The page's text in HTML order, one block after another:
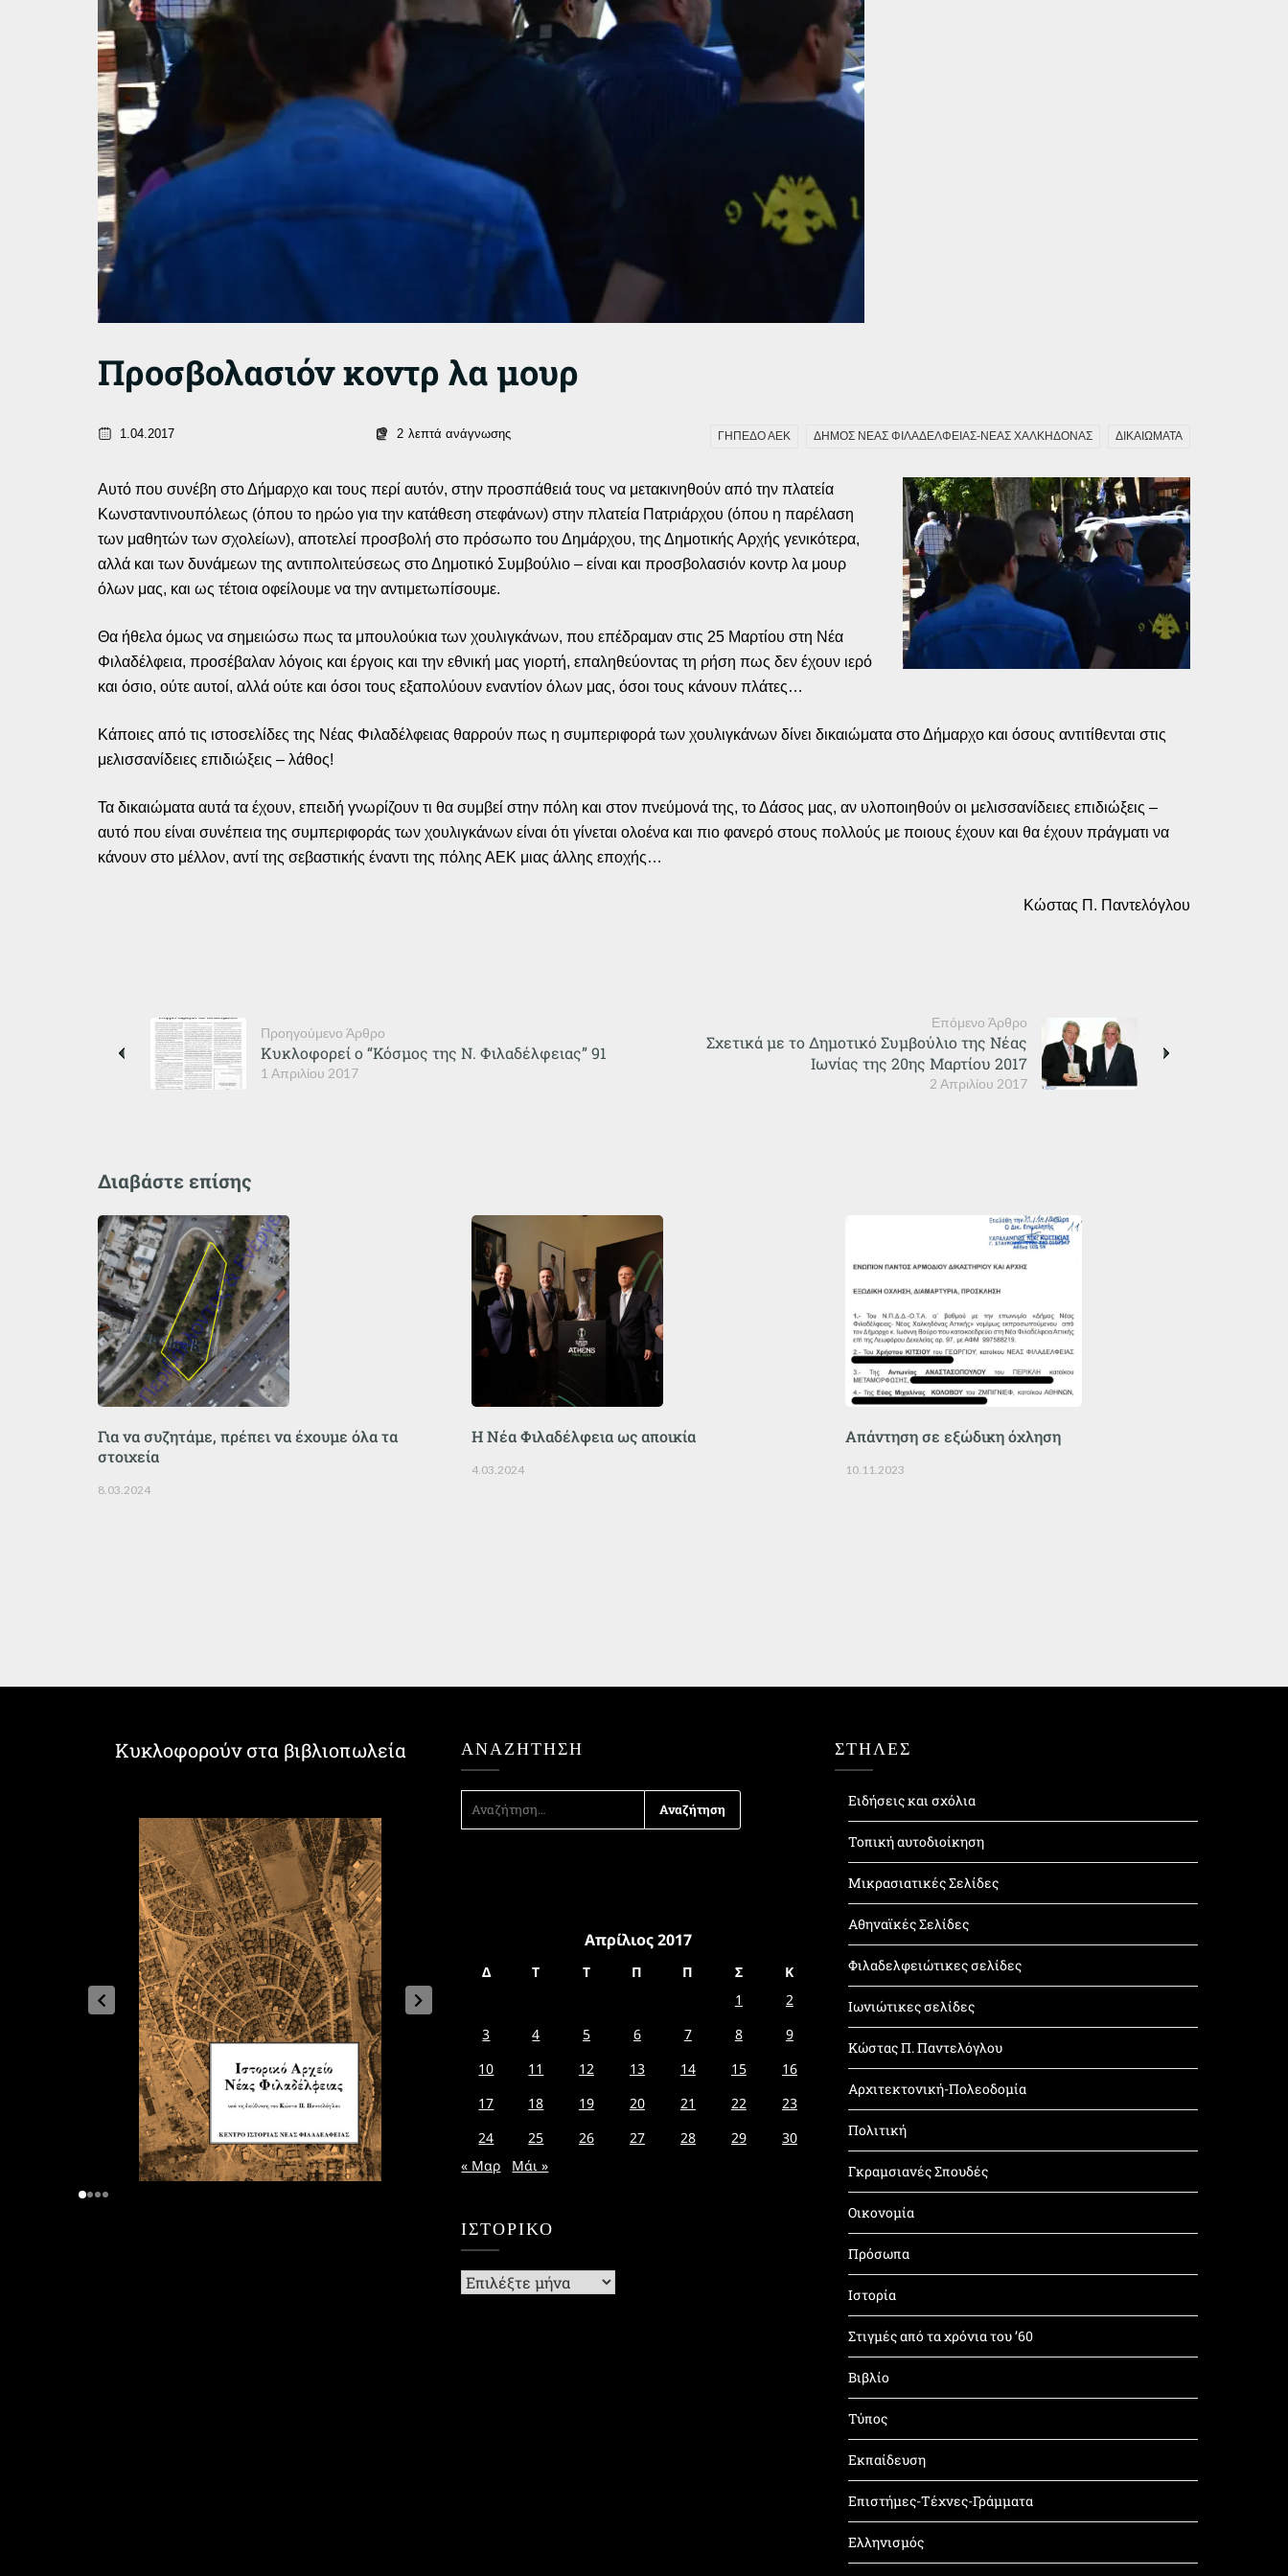
Προσβολασιόν κοντρ λα μουρ
1.04.2017 2 λεπτά ανάγνωσης ΓΗΠΕΔΟ ΑΕΚ ΔΗΜΟΣ ΝΕΑΣ ΦΙΛΑΔΕΛΦΕΙΑΣ-ΝΕΑΣ ΧΑΛΚΗΔΟΝΑΣ ΔΙΚΑΙΩΜΑΤΑ
Αυτό που συνέβη στο Δήμαρχο και τους περί αυτόν, στην προσπάθειά τους να μετακινηθούν από την πλατεία
Κωνσταντινουπόλεως (όπου το ηρώο για την κατάθεση στεφάνων) στην πλατεία Πατριάρχου (όπου η παρέλαση
των μαθητών των σχολείων), αποτελεί προσβολή στο πρόσωπο του Δημάρχου, της Δημοτικής Αρχής γενικότερα,
αλλά και των δυνάμεων της αντιπολιτεύσεως στο Δημοτικό Συμβούλιο – είναι και προσβολασιόν κοντρ λα μουρ
όλων μας, και ως τέτοια οφείλουμε να την αντιμετωπίσουμε.
Θα ήθελα όμως να σημειώσω πως τα μπουλούκια των χουλιγκάνων, που επέδραμαν στις 25 Μαρτίου στη Νέα
Φιλαδέλφεια, προσέβαλαν λόγοις και έργοις και την εθνική μας γιορτή, επαληθεύοντας τη ρήση πως δεν έχουν ιερό
και όσιο, ούτε αυτοί, αλλά ούτε και όσοι τους εξαπολύουν εναντίον όλων μας, όσοι τους κάνουν πλάτες…
Κάποιες από τις ιστοσελίδες της Νέας Φιλαδέλφειας θαρρούν πως η συμπεριφορά των χουλιγκάνων δίνει δικαιώματα στο Δήμαρχο και όσους αντιτίθενται στις
μελισσανίδειες επιδιώξεις – λάθος!
Τα δικαιώματα αυτά τα έχουν, επειδή γνωρίζουν τι θα συμβεί στην πόλη και στον πνεύμονά της, το Δάσος μας, αν υλοποιηθούν οι μελισσανίδειες επιδιώξεις –
αυτό που είναι συνέπεια της συμπεριφοράς των χουλιγκάνων είναι ότι γίνεται ολοένα και πιο φανερό στους πολλούς με ποιους έχουν και θα έχουν πράγματι να
κάνουν στο μέλλον, αντί της σεβαστικής έναντι της πόλης ΑΕΚ μιας άλλης εποχής…
Κώστας Π. Παντελόγλου
Προηγούμενο Άρθρο
1 Απριλίου 2017
Κυκλοφορεί ο “Κόσμος της Ν. Φιλαδέλφειας” 91
Επόμενο Άρθρο
2 Απριλίου 2017
Σχετικά με το Δημοτικό Συμβούλιο της Νέας
Ιωνίας της 20ης Μαρτίου 2017
Διαβάστε επίσης
Για να συζητάμε, πρέπει να έχουμε όλα τα
στοιχεία
8.03.2024
Η Νέα Φιλαδέλφεια ως αποικία
4.03.2024
Απάντηση σε εξώδικη όχληση
10.11.2023
Κυκλοφορούν στα βιβλιοπωλεία ΑΝΑΖΉΤΗΣΗ
ΑΝΑΖΉΤΗΣΗ
Απρίλιος 2017
Δ Τ Τ Π Π Σ
Κ
1
2
3
4 5 6 7 8
9
10
11 12 13 14 15
16
17
18 19 20 21 22
23
24
25 26 27 28 29
30
« Μαρ
Μάι »
ΙΣΤΟΡΙΚΌ
Ιστορικό
ΣΤΗΛΕΣ
Ειδήσεις και σχόλια
Τοπική αυτοδιοίκηση
Μικρασιατικές Σελίδες
Αθηναϊκές Σελίδες
Φιλαδελφειώτικες σελίδες
Ιωνιώτικες σελίδες
Κώστας Π. Παντελόγλου
Αρχιτεκτονική-Πολεοδομία
Πολιτική
Γκραμσιανές Σπουδές
Οικονομία
Πρόσωπα
Ιστορία
Στιγμές από τα χρόνια του ’60
Βιβλίο
Τύπος
Εκπαίδευση
Επιστήμες-Τέχνες-Γράμματα
Ελληνισμός